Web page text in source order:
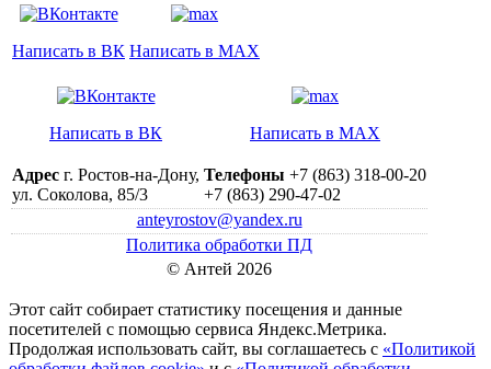
Написать в ВК Написать в MAX
Написать в ВК Написать в MAX
Адрес г. Ростов-на-Дону,
ул. Соколова, 85/3
Телефоны +7 (863) 318-00-20
+7 (863) 290-47-02
anteyrostov@yandex.ru
Политика обработки ПД
© Антей 2026
Этот сайт собирает статистику посещения и данные
посетителей c помощью сервиса Яндекс.Метрика.
Продолжая использовать сайт, вы соглашаетесь с «Политикой